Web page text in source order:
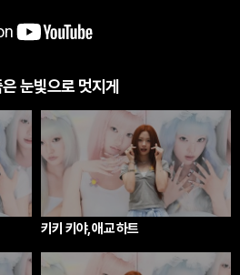
눈빛으로 멋지게
키키 키야, 애교 하트